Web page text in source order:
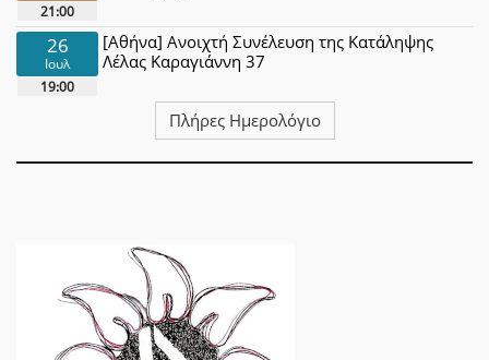
21:00
26
Ιουλ
19:00
[Αθήνα] Ανοιχτή Συνέλευση της Κατάληψης
Λέλας Καραγιάννη 37
Πλήρες Ημερολόγιο